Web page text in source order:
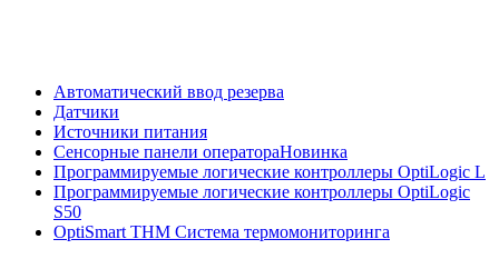
Автоматический ввод резерва
Датчики
Источники питания
Сенсорные панели оператораНовинка
Программируемые логические контроллеры OptiLogic L
Программируемые логические контроллеры OptiLogic
S50
OptiSmart THM Система термомониторинга